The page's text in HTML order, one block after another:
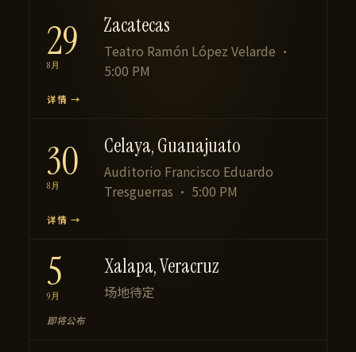
29
8月
Zacatecas
Teatro Ramón López Velarde ·
5:00 PM
详情 →
30
8月
Celaya, Guanajuato
Auditorio Francisco Eduardo
Tresguerras · 5:00 PM
详情 →
5
9月
Xalapa, Veracruz
场地待定
即将公布